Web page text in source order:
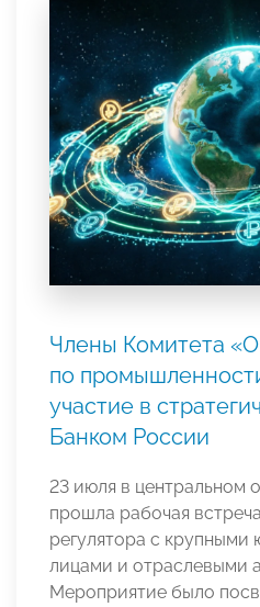
Члены Комитета
по
участие в
Банком России
23 июля в центральном
прошла рабочая
регулятора с крупными
лицами и отраслевыми
Мероприятие было